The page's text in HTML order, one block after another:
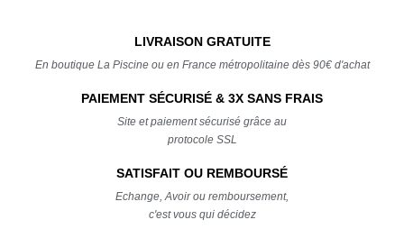
LIVRAISON GRATUITE
En boutique La Piscine ou en France métropolitaine dès 90€ d'achat
PAIEMENT SÉCURISÉ & 3X SANS FRAIS
Site et paiement sécurisé grâce au
protocole SSL
SATISFAIT OU REMBOURSÉ
Echange, Avoir ou remboursement,
c'est vous qui décidez